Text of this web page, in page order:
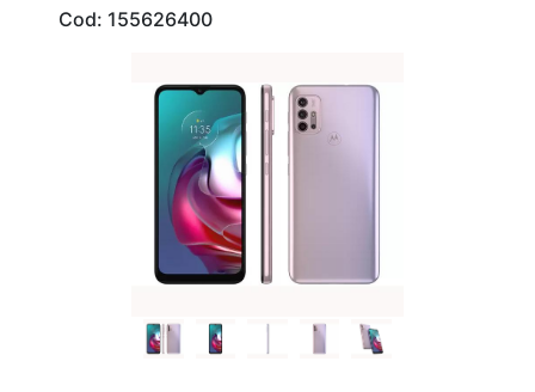
Cod: 155626400